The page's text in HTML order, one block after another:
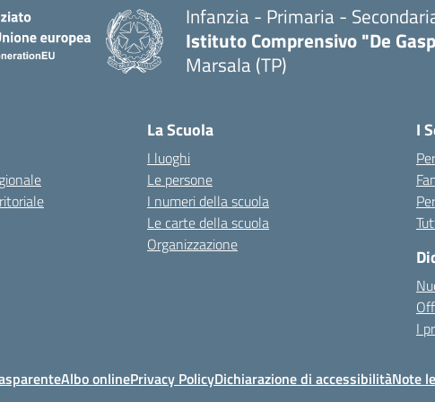
Infanzia - Primaria -
Istituto Comprensivo "De
Marsala (TP)
La Scuola
I luoghi
Le persone
I numeri della scuola
Le carte della scuola
Organizzazione
I
I
Albo onlinePrivacy PolicyDichiarazione di accessibilitàNote